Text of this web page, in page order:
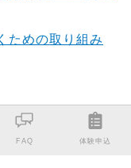
ための取り組み
FAQ 体験申込